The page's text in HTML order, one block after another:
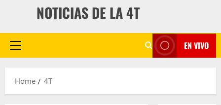
NOTICIAS DE LA 4T
Primary
EN VIVO
Home 4T